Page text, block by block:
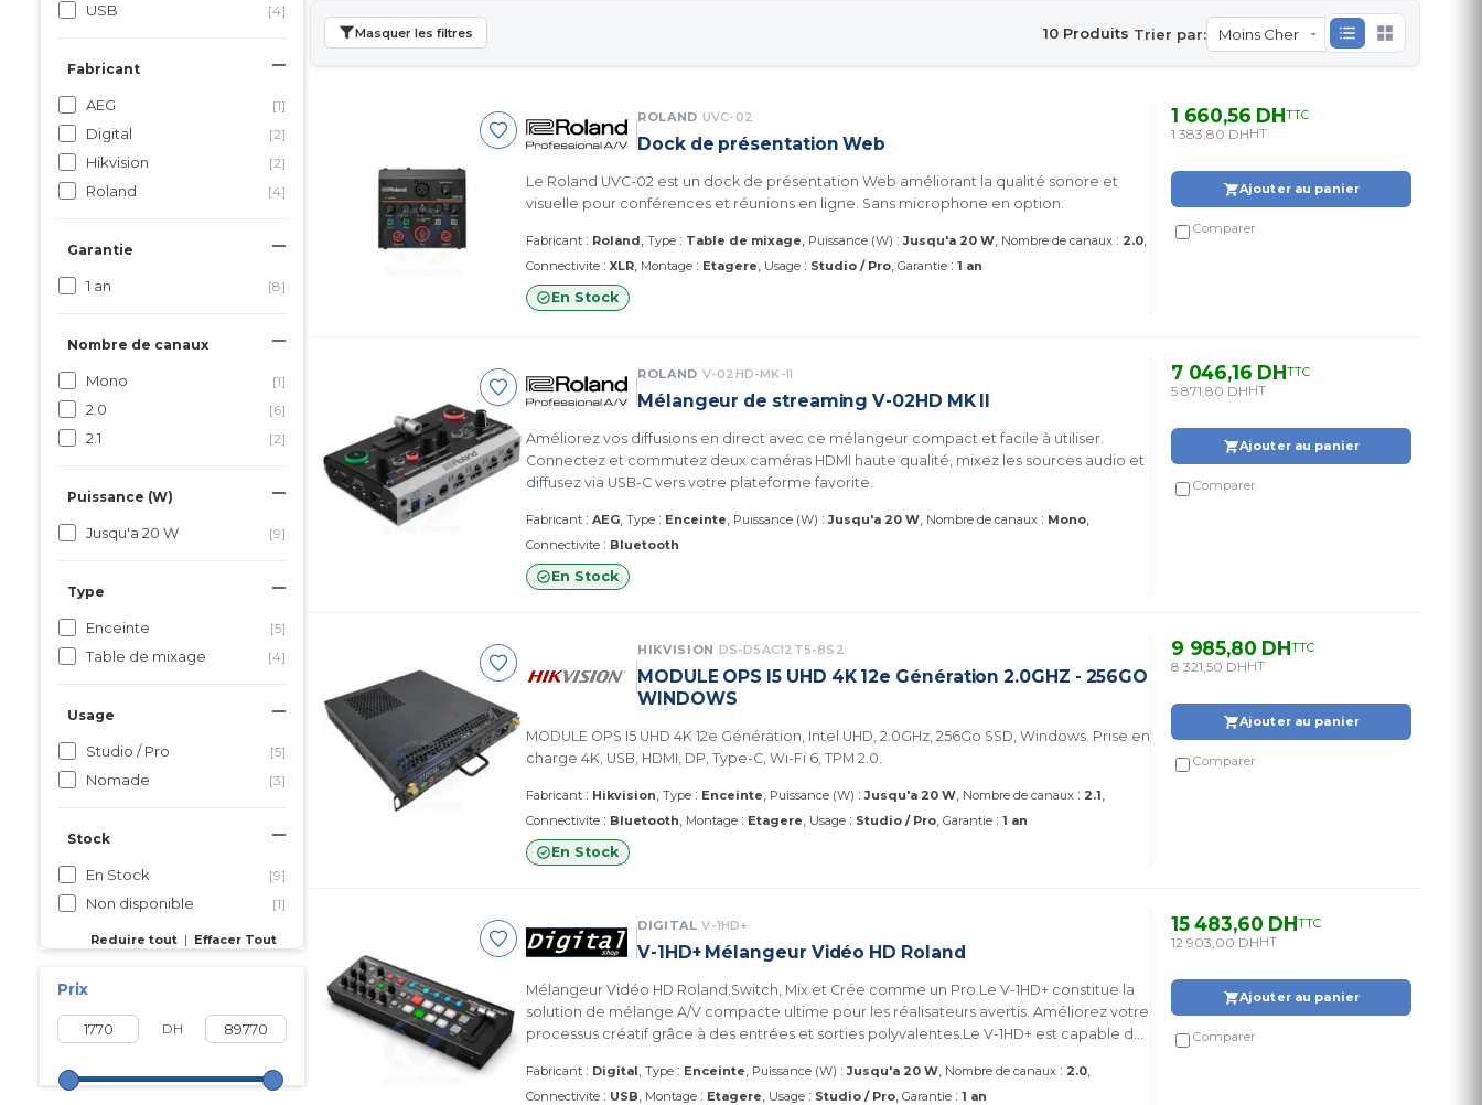
USB [4]
Fabricant
AEG [1]
Digital [2]
Hikvision [2]
Roland [4]
Garantie
1 an [8]
Nombre de canaux
Mono [1]
2.0 [6]
2.1 [2]
Puissance (W)
Jusqu'a 20 W [9]
Type
Enceinte [5]
Table de mixage [4]
Usage
Studio / Pro [5]
Nomade [3]
Stock
En Stock [9]
Non disponible [1]
Reduire tout | Effacer Tout
Prix
DH
Masquer les filtres Trier par:
10 Produits
ROLAND UVC-02
Dock de présentation Web
Le Roland UVC-02 est un dock de présentation Web améliorant la qualité sonore et
visuelle pour conférences et réunions en ligne. Sans microphone en option.
Fabricant : Roland Type : Table de mixage Puissance (W) :Jusqu'a 20 W Nombre de canaux : 2.0
Connectivite : XLR Montage : Etagere Usage : Studio / Pro Garantie : 1 an
En Stock
1 660,56 DHTTC
1 383,80 DHHT
Ajouter au panier
Comparer
ROLAND V-02HD-MK-II
Mélangeur de streaming V-02HD MK II
Améliorez vos diffusions en direct avec ce mélangeur compact et facile à utiliser.
Connectez et commutez deux caméras HDMI haute qualité, mixez les sources audio et
diffusez via USB-C vers votre plateforme favorite.
Fabricant : AEG Type : Enceinte Puissance (W) :Jusqu'a 20 W Nombre de canaux : Mono
Connectivite : Bluetooth
En Stock
7 046,16 DHTTC
5 871,80 DHHT
Ajouter au panier
Comparer
HIKVISION DS-D5AC12T5-8S2
MODULE OPS I5 UHD 4K 12e Génération 2.0GHZ - 256GO
WINDOWS
MODULE OPS I5 UHD 4K 12e Génération, Intel UHD, 2.0GHz, 256Go SSD, Windows. Prise en
charge 4K, USB, HDMI, DP, Type-C, Wi-Fi 6, TPM 2.0.
Fabricant : Hikvision Type : Enceinte Puissance (W) :Jusqu'a 20 W Nombre de canaux : 2.1
Connectivite : Bluetooth Montage : Etagere Usage : Studio / Pro Garantie : 1 an
En Stock
9 985,80 DHTTC
8 321,50 DHHT
Ajouter au panier
Comparer
DIGITALV-1HD+
V-1HD+ Mélangeur Vidéo HD Roland
Mélangeur Vidéo HD Roland.Switch, Mix et Crée comme un Pro.Le V-1HD+ constitue la
solution de mélange A/V compacte ultime pour les réalisateurs avertis. Améliorez votre
processus créatif grâce à des entrées et sorties polyvalentes.Le V-1HD+ est capable des
Fabricant : Digital Type : Enceinte Puissance (W) :Jusqu'a 20 W Nombre de canaux : 2.0
Connectivite : USB Montage : Etagere Usage : Studio / Pro Garantie : 1 an
15 483,60 DHTTC
12 903,00 DHHT
Ajouter au panier
Comparer